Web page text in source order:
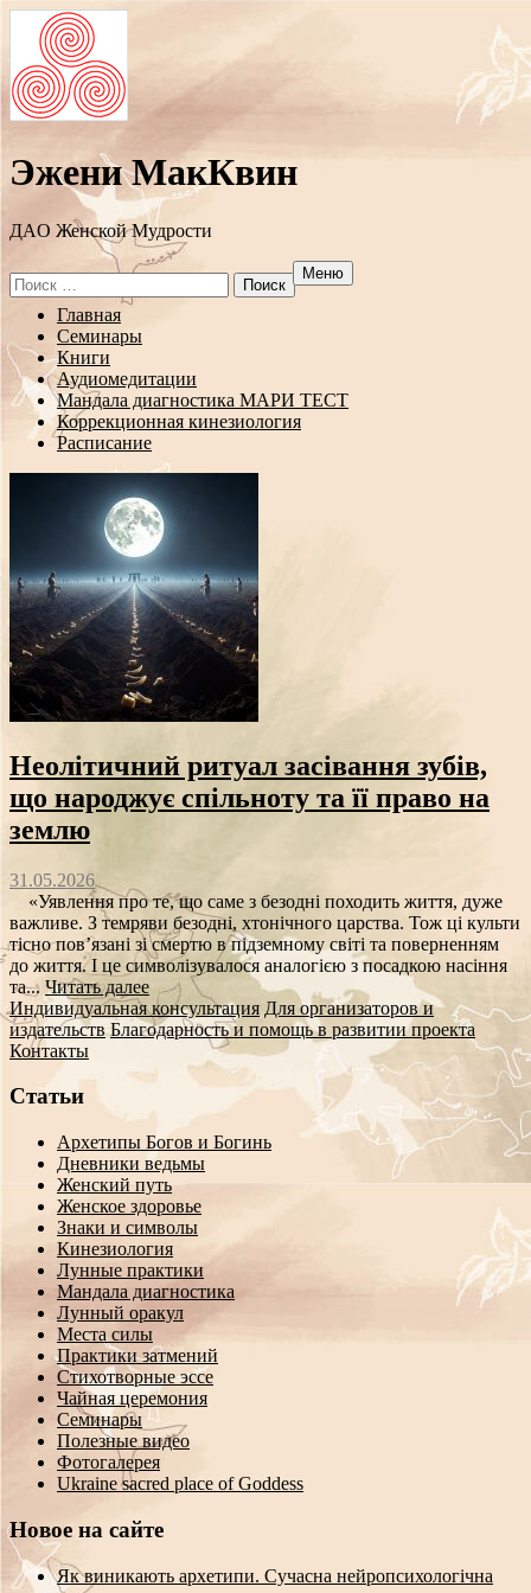
Эжени МакКвин
ДAO Женской Мудрости
Search
for:
Меню
Перейти
содержанию
Главная
Семинары
Книги
Аудиомедитации
Мандала диагностика МАРИ ТЕСТ
Коррекционная кинезиология
Расписание
Неолітичний ритуал засівання зубів,
що народжує спільноту та її право на
землю
31.05.2026
«Уявлення про те, що саме з безодні походить життя, дуже
важливе. З темряви безодні, хтонічного царства. Тож ці культи
тісно пов’язані зі смертю в підземному світі та поверненням
до життя. І це символізувалося аналогією з посадкою насіння
та... Читать далее
Индивидуальная консультация Для организаторов и
издательств Благодарность и помощь в развитии проекта
Контакты
Статьи
Архетипы Богов и Богинь
Дневники ведьмы
Женский путь
Женское здоровье
Знаки и символы
Кинезиология
Лунные практики
Мандала диагностика
Лунный оракул
Места силы
Практики затмений
Стихотворные эссе
Чайная церемония
Семинары
Полезные видео
Фотогалерея
Ukraine sacred place of Goddess
Новое на сайте
Як виникають архетипи. Сучасна нейропсихологічна